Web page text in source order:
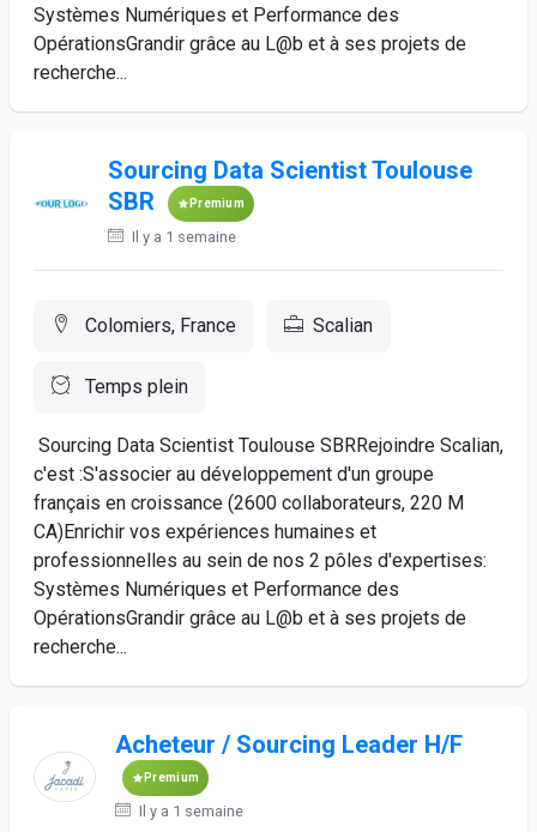
Systèmes Numériques et Performance des
OpérationsGrandir grâce au L@b et à ses projets de
recherche...
Sourcing Data Scientist Toulouse
SBR
Premium
Il y a 1 semaine
Colomiers, France Scalian
Temps plein
Sourcing Data Scientist Toulouse SBRRejoindre Scalian,
c'est :S'associer au développement d'un groupe
français en croissance (2600 collaborateurs, 220 M
CA)Enrichir vos expériences humaines et
professionnelles au sein de nos 2 pôles d'expertises:
Systèmes Numériques et Performance des
OpérationsGrandir grâce au L@b et à ses projets de
recherche...
Acheteur / Sourcing Leader H/F
Premium
Il y a 1 semaine